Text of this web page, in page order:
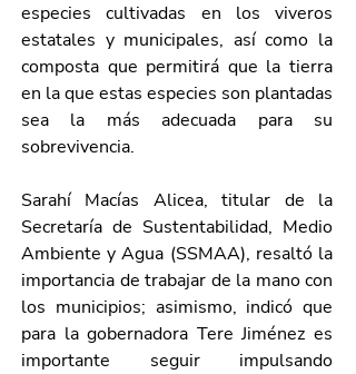
especies cultivadas en los viveros
estatales y municipales, así como la
composta que permitirá que la tierra
en la que estas especies son plantadas
sea la más adecuada para su
sobrevivencia.
Sarahí Macías Alicea, titular de la
Secretaría de Sustentabilidad, Medio
Ambiente y Agua (SSMAA), resaltó la
importancia de trabajar de la mano con
los municipios; asimismo, indicó que
para la gobernadora Tere Jiménez es
importante seguir impulsando